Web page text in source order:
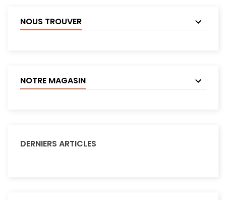
NOUS TROUVER
NOTRE MAGASIN
DERNIERS ARTICLES